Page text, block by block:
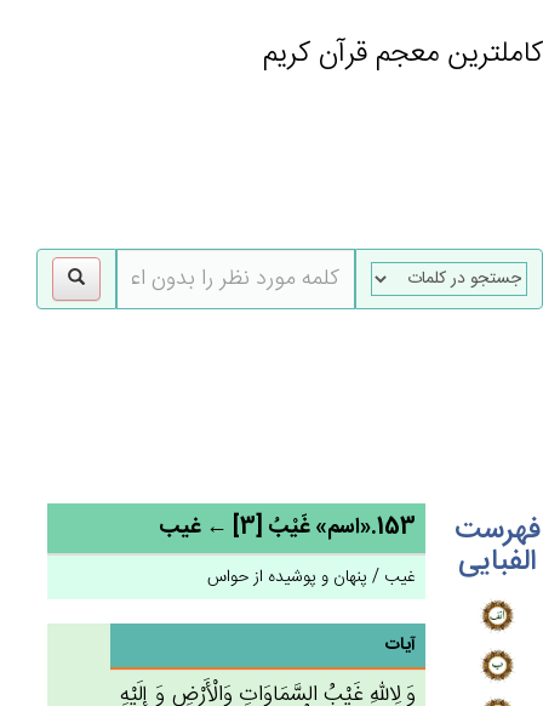
کاملترین معجم قرآن کریم
فهرست
الفبایی
153.«اسم» غَيْب‌ُ [3] ← غیب
غیب / پنهان و پوشیده از حواس
آیات
وَ لِالله‌ِ غَيْب‌ُ السَّمَاوَات‌ِ وَالْأَرْض‌ِ وَ إِلَيْه‌ِ